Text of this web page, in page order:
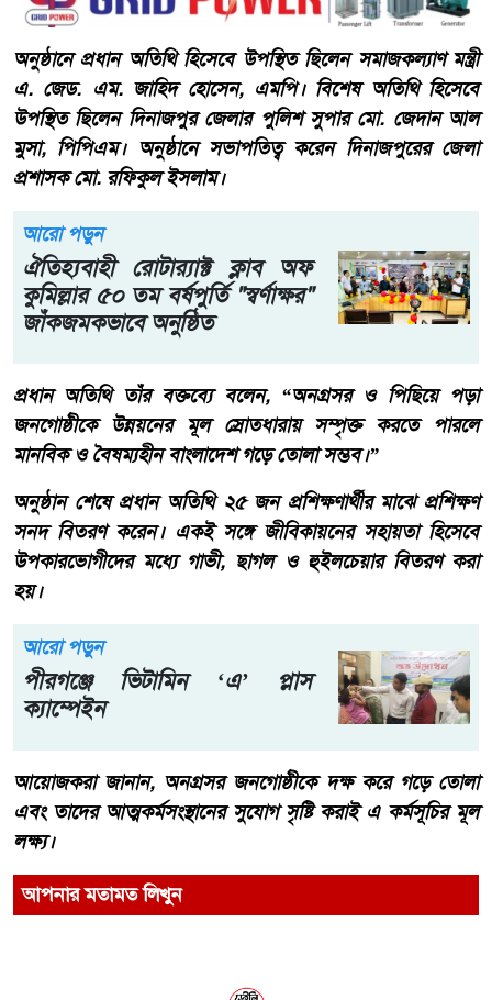
অনুষ্ঠানে প্রধান অতিথি হিসেবে উপস্থিত ছিলেন সমাজকল্যাণ মন্ত্রী
এ. জেড. এম. জাহিদ হোসেন, এমপি। বিশেষ অতিথি হিসেবে
উপস্থিত ছিলেন দিনাজপুর জেলার পুলিশ সুপার মো. জেদান আল
মুসা, পিপিএম। অনুষ্ঠানে সভাপতিত্ব করেন দিনাজপুরের জেলা
প্রশাসক মো. রফিকুল ইসলাম।
আরো পড়ুন
ঐতিহ্যবাহী রোটার‍্যাক্ট ক্লাব অফ
কুমিল্লার ৫০ তম বর্ষপুর্তি "স্বর্ণাক্ষর"
জাঁকজমকভাবে অনুষ্ঠিত
প্রধান অতিথি তাঁর বক্তব্যে বলেন, “অনগ্রসর ও পিছিয়ে পড়া
জনগোষ্ঠীকে উন্নয়নের মূল স্রোতধারায় সম্পৃক্ত করতে পারলে
মানবিক ও বৈষম্যহীন বাংলাদেশ গড়ে তোলা সম্ভব।”
অনুষ্ঠান শেষে প্রধান অতিথি ২৫ জন প্রশিক্ষণার্থীর মাঝে প্রশিক্ষণ
সনদ বিতরণ করেন। একই সঙ্গে জীবিকায়নের সহায়তা হিসেবে
উপকারভোগীদের মধ্যে গাভী, ছাগল ও হুইলচেয়ার বিতরণ করা
হয়।
আরো পড়ুন
পীরগঞ্জে ভিটামিন ‘এ’ প্লাস
ক্যাম্পেইন
আয়োজকরা জানান, অনগ্রসর জনগোষ্ঠীকে দক্ষ করে গড়ে তোলা
এবং তাদের আত্মকর্মসংস্থানের সুযোগ সৃষ্টি করাই এ কর্মসূচির মূল
লক্ষ্য।
আপনার মতামত লিখুন